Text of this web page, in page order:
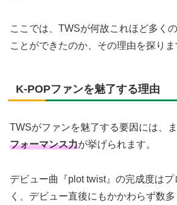
ここでは、TWSが何故これほど多く
ことができたのか、その理由を探りま
K-POPファンを魅了する理由
TWSがファンを魅了する要因には、
フォーマンス力が挙げられます。
デビュー曲『plot twist』の完成度は
く、デビュー直後にもかかわらず数